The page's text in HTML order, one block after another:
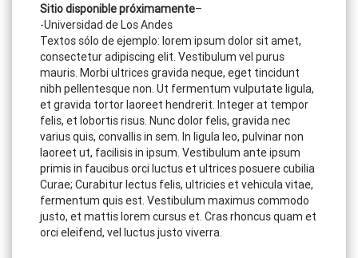
Sitio disponible próximamente–
-Universidad de Los Andes
Textos sólo de ejemplo: lorem ipsum dolor sit amet,
consectetur adipiscing elit. Vestibulum vel purus
mauris. Morbi ultrices gravida neque, eget tincidunt
nibh pellentesque non. Ut fermentum vulputate ligula,
et gravida tortor laoreet hendrerit. Integer at tempor
felis, et lobortis risus. Nunc dolor felis, gravida nec
varius quis, convallis in sem. In ligula leo, pulvinar non
laoreet ut, facilisis in ipsum. Vestibulum ante ipsum
primis in faucibus orci luctus et ultrices posuere cubilia
Curae; Curabitur lectus felis, ultricies et vehicula vitae,
fermentum quis est. Vestibulum maximus commodo
justo, et mattis lorem cursus et. Cras rhoncus quam et
orci eleifend, vel luctus justo viverra.